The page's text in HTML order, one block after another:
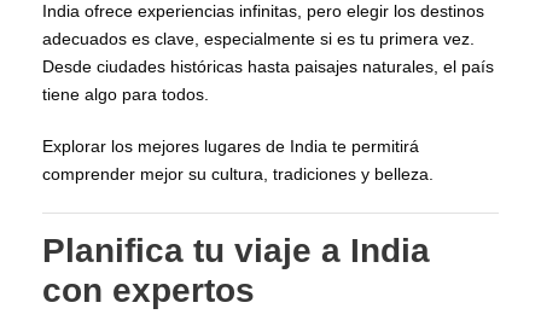
India ofrece experiencias infinitas, pero elegir los destinos
adecuados es clave, especialmente si es tu primera vez.
Desde ciudades históricas hasta paisajes naturales, el país
tiene algo para todos.
Explorar los mejores lugares de India te permitirá
comprender mejor su cultura, tradiciones y belleza.
Planifica tu viaje a India
con expertos